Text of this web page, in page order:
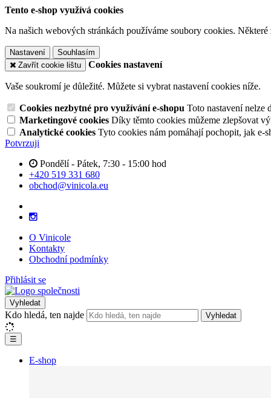
Tento e-shop využívá cookies
Na našich webových stránkách používáme soubory cookies.
Nastavení
Souhlasím
Zavřít cookie lištu
Cookies nastavení
Vaše soukromí je důležité. Můžete si vybrat nastavení cookies níže.
Cookies nezbytné pro využívání e-shopu Toto nastavení nelze
Marketingové cookies Díky těmto cookies můžeme zlepšovat
Analytické cookies Tyto cookies nám pomáhají pochopit, jak e-
Potvrzuji
Pondělí - Pátek, 7:30 - 15:00 hod
+420 519 331 680
obchod@vinicola.eu
O Vinicole
Kontakty
Obchodní podmínky
Přihlásit se
Vyhledat
Kdo hledá, ten najde Vyhledat
☰
E-shop